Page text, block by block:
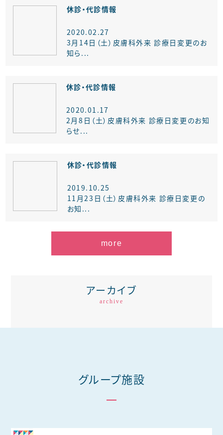
休診・代診情報
2020.02.27
3月14日（土）皮膚科外来 診療日変更のお
知ら...
休診・代診情報
2020.01.17
2月8日（土）皮膚科外来 診療日変更のお知
らせ...
休診・代診情報
2019.10.25
11月23日（土）皮膚科外来 診療日変更の
お知...
more
アーカイブ
archive
グループ施設